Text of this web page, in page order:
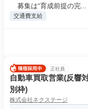
募集は“育成前提の完...
交通費支給
正社員
自動車買取営業(反響
別枠)
株式会社ネクステージ